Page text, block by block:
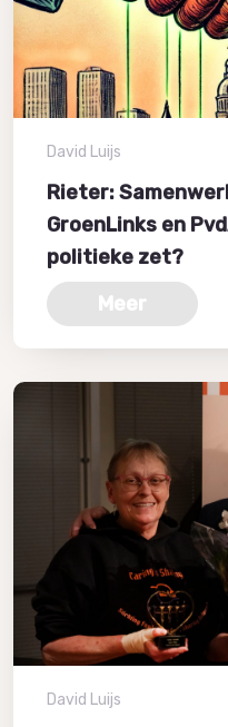
David Luijs
Rieter:
GroenLinks en
politieke zet?
Meer
David Luijs